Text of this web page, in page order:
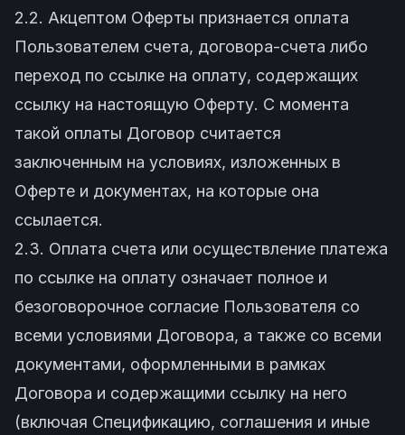
2.2. Акцептом Оферты признается оплата
Пользователем счета, договора-счета либо
переход по ссылке на оплату, содержащих
ссылку на настоящую Оферту. С момента
такой оплаты Договор считается
заключенным на условиях, изложенных в
Оферте и документах, на которые она
ссылается.
2.3. Оплата счета или осуществление платежа
по ссылке на оплату означает полное и
безоговорочное согласие Пользователя со
всеми условиями Договора, а также со всеми
документами, оформленными в рамках
Договора и содержащими ссылку на него
(включая Спецификацию, соглашения и иные